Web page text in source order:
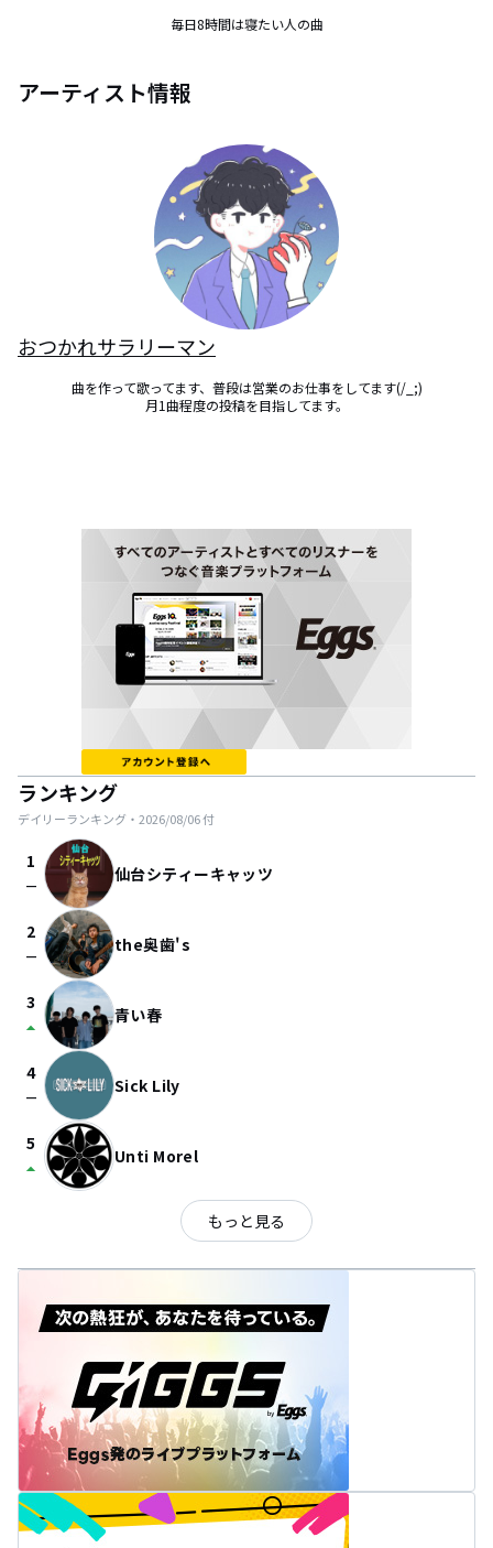
毎日8時間は寝たい人の曲
アーティスト情報
おつかれサラリーマン
曲を作って歌ってます、普段は営業のお仕事をしてます(/_;)
月1曲程度の投稿を目指してます。
ランキング
デイリーランキング・ 2026/08/06付
1
check_indeterminate_small 仙台シティーキャッツ
2
check_indeterminate_small the奥歯's
3
arrow_drop_up 青い春
4
check_indeterminate_small Sick Lily
5
arrow_drop_up Unti Morel
もっと見る